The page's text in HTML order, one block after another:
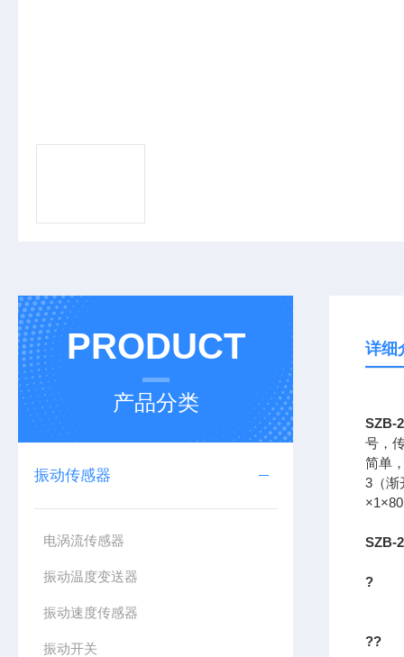
PRODUCT
产品分类
振动传感器
电涡流传感器
振动温度变送器
振动速度传感器
振动开关
详细
SZB-
号，
简单
3（渐
SZB-
?
??